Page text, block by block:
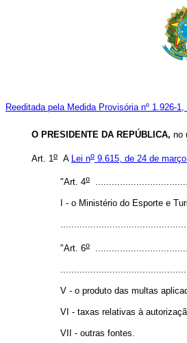
Reeditada pela Medida Provisória nº 1.926-1,
O PRESIDENTE DA REPÚBLICA, no
Art. 1oA Lei no9.615, de 24 de
"Art. 4o
I - o Ministério do Esporte e
"Art. 6o
V - o produto das multas
VI - taxas relativas à
VII - outras fontes.